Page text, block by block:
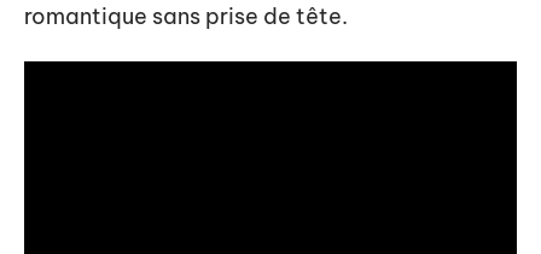
romantique sans prise de tête.